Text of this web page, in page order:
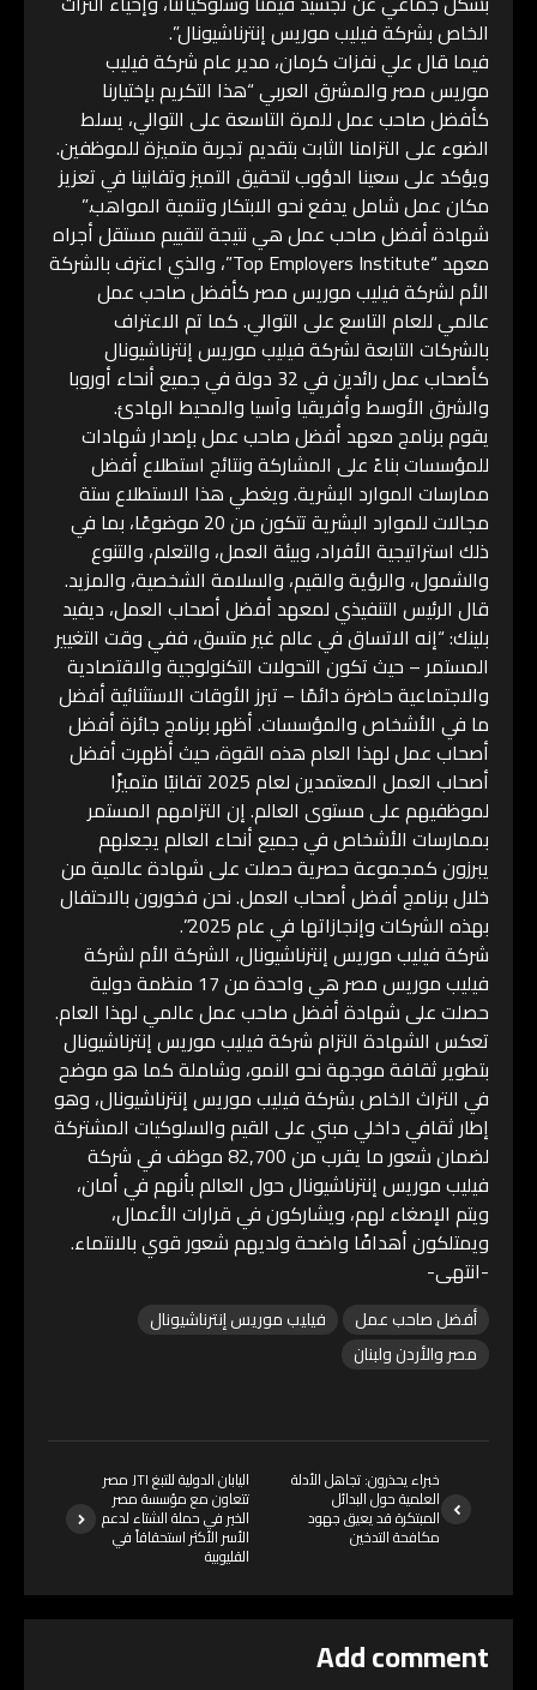
الخاص بشركة فيليب موريس إنترناشيونال”.
فيما قال علي نفزات كرمان، مدير عام شركة فيليب
موريس مصر والمشرق العربي “هذا التكريم بإختيارنا
كأفضل صاحب عمل للمرة التاسعة على التوالي، يسلط
الضوء على التزامنا الثابت بتقديم تجربة متميزة للموظفين.
ويؤكد على سعينا الدؤوب لتحقيق التميز وتفانينا في تعزيز
مكان عمل شامل يدفع نحو الابتكار وتنمية المواهب.”
شهادة أفضل صاحب عمل هي نتيجة لتقييم مستقل أجراه
معهد “Top Employers Institute”، والذي اعترف بالشركة
الأم لشركة فيليب موريس مصر كأفضل صاحب عمل
عالمي للعام التاسع على التوالي. كما تم الاعتراف
بالشركات التابعة لشركة فيليب موريس إنترناشيونال
كأصحاب عمل رائدين في 32 دولة في جميع أنحاء أوروبا
والشرق الأوسط وأفريقيا وآسيا والمحيط الهادئ.
يقوم برنامج معهد أفضل صاحب عمل بإصدار شهادات
للمؤسسات بناءً على المشاركة ونتائج استطلاع أفضل
ممارسات الموارد البشرية. ويغطي هذا الاستطلاع ستة
مجالات للموارد البشرية تتكون من 20 موضوعًا، بما في
ذلك استراتيجية الأفراد، وبيئة العمل، والتعلم، والتنوع
والشمول، والرؤية والقيم، والسلامة الشخصية، والمزيد.
قال الرئيس التنفيذي لمعهد أفضل أصحاب العمل، ديفيد
بلينك: “إنه الاتساق في عالم غير متسق، ففي وقت التغيير
المستمر – حيث تكون التحولات التكنولوجية والاقتصادية
والاجتماعية حاضرة دائمًا – تبرز الأوقات الاستثنائية أفضل
ما في الأشخاص والمؤسسات. أظهر برنامج جائزة أفضل
أصحاب عمل لهذا العام هذه القوة، حيث أظهرت أفضل
أصحاب العمل المعتمدين لعام 2025 تفانيًا متميزًا
لموظفيهم على مستوى العالم. إن التزامهم المستمر
بممارسات الأشخاص في جميع أنحاء العالم يجعلهم
يبرزون كمجموعة حصرية حصلت على شهادة عالمية من
خلال برنامج أفضل أصحاب العمل. نحن فخورون بالاحتفال
بهذه الشركات وإنجازاتها في عام 2025”.
شركة فيليب موريس إنترناشيونال، الشركة الأم لشركة
فيليب موريس مصر هي واحدة من 17 منظمة دولية
حصلت على شهادة أفضل صاحب عمل عالمي لهذا العام.
تعكس الشهادة التزام شركة فيليب موريس إنترناشيونال
بتطوير ثقافة موجهة نحو النمو، وشاملة كما هو موضح
في التراث الخاص بشركة فيليب موريس إنترناشيونال، وهو
إطار ثقافي داخلي مبني على القيم والسلوكيات المشتركة
لضمان شعور ما يقرب من 82,700 موظف في شركة
فيليب موريس إنترناشيونال حول العالم بأنهم في أمان،
ويتم الإصغاء لهم، ويشاركون في قرارات الأعمال،
ويمتلكون أهدافًا واضحة ولديهم شعور قوي بالانتماء.
-انتهى-
أفضل صاحب عمل
فيليب موريس إنترناشيونال
مصر والأردن ولبنان
خبراء يحذرون: تجاهل الأدلة
العلمية حول البدائل
المبتكرة قد يعيق جهود
مكافحة التدخين
اليابان الدولية للتبغ JTI مصر
تتعاون مع مؤسسة مصر
الخير في حملة الشتاء لدعم
الأسر الأكثر استحقاقاً في
القليوبية
Add comment